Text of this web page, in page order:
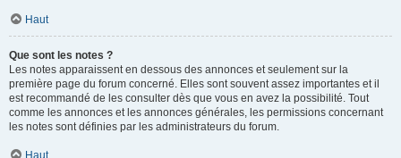
Haut
Que sont les notes ?
Les notes apparaissent en dessous des annonces et seulement sur la
première page du forum concerné. Elles sont souvent assez importantes et il
est recommandé de les consulter dès que vous en avez la possibilité. Tout
comme les annonces et les annonces générales, les permissions concernant
les notes sont définies par les administrateurs du forum.
Haut